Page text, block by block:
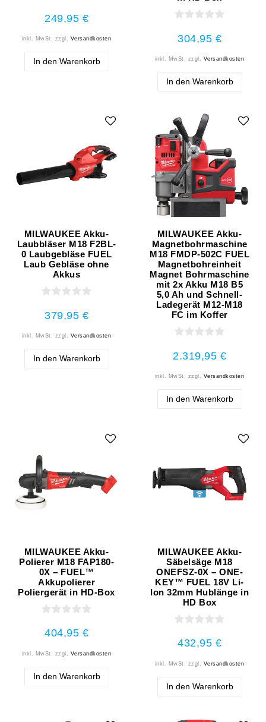
249,95 €
inkl. MwSt. zzgl. Versandkosten
In den Warenkorb
304,95 €
inkl. MwSt. zzgl. Versandkosten
In den Warenkorb
MILWAUKEE Akku-
Laubbläser M18 F2BL-
0 Laubgebläse FUEL
Laub Gebläse ohne
Akkus
379,95 €
inkl. MwSt. zzgl. Versandkosten
In den Warenkorb
MILWAUKEE Akku-
Magnetbohrmaschine
M18 FMDP-502C FUEL
Magnetbohreinheit
Magnet Bohrmaschine
mit 2x Akku M18 B5
5,0 Ah und Schnell-
Ladegerät M12-M18
FC im Koffer
2.319,95 €
inkl. MwSt. zzgl. Versandkosten
In den Warenkorb
MILWAUKEE Akku-
Polierer M18 FAP180-
0X – FUEL™
Akkupolierer
Poliergerät in HD-Box
404,95 €
inkl. MwSt. zzgl. Versandkosten
In den Warenkorb
MILWAUKEE Akku-
Säbelsäge M18
ONEFSZ-0X – ONE-
KEY™ FUEL 18V Li-
Ion 32mm Hublänge in
HD Box
432,95 €
inkl. MwSt. zzgl. Versandkosten
In den Warenkorb